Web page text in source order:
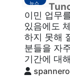
뉴스
이민 업무
있음에도
하지 못해
분들을 자
기간에 대